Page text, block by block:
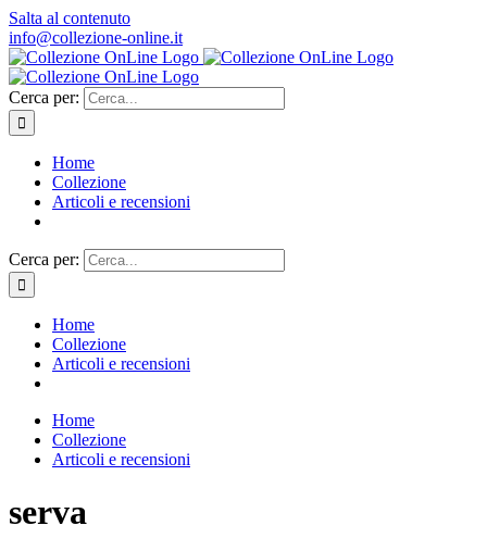
Salta al contenuto
info@collezione-online.it
Cerca per:
Home
Collezione
Articoli e recensioni
Cerca per:
Home
Collezione
Articoli e recensioni
Home
Collezione
Articoli e recensioni
serva